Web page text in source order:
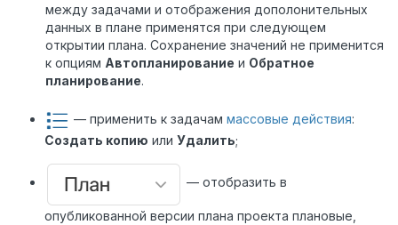
между задачами и отображения дополонительных
данных в плане применятся при следующем
открытии плана. Сохранение значений не применится
к опциям Автопланирование и Обратное
планирование.
— применить к задачам массовые действия:
Создать копию или Удалить;
— отобразить в
опубликованной версии плана проекта плановые,